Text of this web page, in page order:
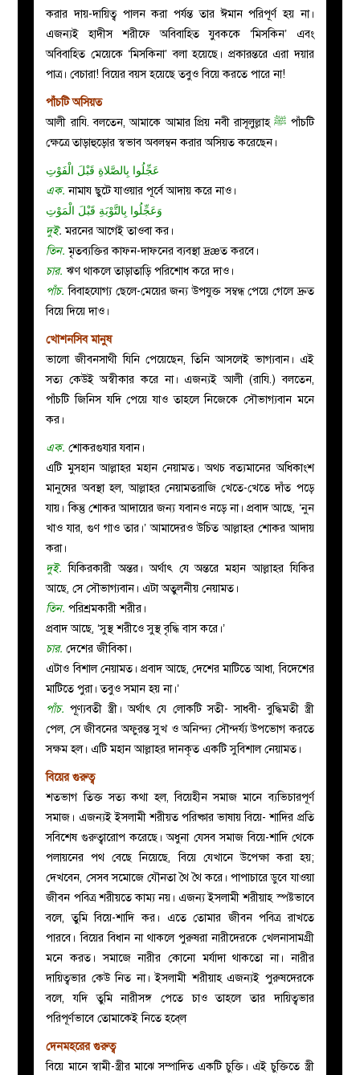
করার দায়-দায়িত্ব পালন করা পর্যন্ত তার ঈমান পরিপূর্ণ হয় না।
এজন্যই হাদীস শরীফে অবিবাহিত যুবককে ‘মিসকিন’ এবং
অবিবাহিত মেয়েকে ‘মিসকিনা’ বলা হয়েছে। প্রকারন্তরে এরা দয়ার
পাত্র। বেচারা! বিয়ের বয়স হয়েছে তবুও বিয়ে করতে পারে না!
পাঁচটি অসিয়ত
আলী রাযি. বলতেন, আমাকে আমার প্রিয় নবী রাসূলুল্লাহ
পাঁচটি
ক্ষেত্রে তাড়াহুড়োর স্বভাব অবলম্বন করার অসিয়ত করেছেন।
عَجِّلُوا بِالصَّلاةِ قَبْلَ الْفَوْتِ
এক. নামায ছুটে যাওয়ার পূর্বে আদায় করে নাও।
وَعَجِّلُوا بِالتَّوْبَةِ قَبْلَ الْمَوْتِ
দুই. মরনের আগেই তাওবা কর।
তিন. মৃতব্যক্তির কাফন-দাফনের ব্যবস্থা দ্রæত করবে।
চার. ঋণ থাকলে তাড়াতাড়ি পরিশোধ করে দাও।
পাঁচ. বিবাহযোগ্য ছেলে-মেয়ের জন্য উপযুক্ত সম্বন্ধ পেয়ে গেলে দ্রুত
বিয়ে দিয়ে দাও।
খোশনসিব মানুষ
ভালো জীবনসাথী যিনি পেয়েছেন, তিনি আসলেই ভাগ্যবান। এই
সত্য কেউই অস্বীকার করে না। এজন্যই আলী (রাযি.) বলতেন,
পাঁচটি জিনিস যদি পেয়ে যাও তাহলে নিজেকে সৌভাগ্যবান মনে
কর।
এক. শোকরগুযার যবান।
এটি মুসহান আল্লাহর মহান নেয়ামত। অথচ বত্যমানের অধিকাংশ
মানুষের অবস্থা হল, আল্লাহর নেয়ামতরাজি খেতে-খেতে দাঁত পড়ে
যায়। কিন্তু শোকর আদায়ের জন্য যবানও নড়ে না। প্রবাদ আছে, ‘নুন
খাও যার, গুণ গাও তার।’ আমাদেরও উচিত আল্লাহর শোকর আদায়
করা।
দুই. যিকিরকারী অন্তর। অর্থাৎ যে অন্তরে মহান আল্লাহর যিকির
আছে, সে সৌভাগ্যবান। এটা অতুলনীয় নেয়ামত।
তিন. পরিশ্রমকারী শরীর।
প্রবাদ আছে, ‘সুস্থ শরীওে সুস্থ বৃদ্ধি বাস করে।’
চার. দেশের জীবিকা।
এটাও বিশাল নেয়ামত। প্রবাদ আছে, দেশের মাটিতে আধা, বিদেশের
মাটিতে পুরা। তবুও সমান হয় না।’
পাঁচ. পূ্ণ্যবতী স্ত্রী। অর্থাৎ যে লোকটি সতী- সাধবী- বুদ্ধিমতী স্ত্রী
পেল, সে জীবনের অফুরন্ত সুখ ও অনিন্দ্য সৌন্দর্য্য উপভোগ করতে
সক্ষম হল। এটি মহান আল্লাহর দানকৃত একটি সুবিশাল নেয়ামত।
বিয়ের গুরুত্ব
শতভাগ তিক্ত সত্য কথা হল, বিয়েহীন সমাজ মানে ব্যভিচারপূর্ণ
সমাজ। এজন্যই ইসলামী শরীয়ত পরিষ্কার ভাষায় বিয়ে- শাদির প্রতি
সবিশেষ গুরুত্বারোপ করেছে। অধুনা যেসব সমাজ বিয়ে-শাদি থেকে
পলায়নের পথ বেছে নিয়েছে, বিয়ে যেখানে উপেক্ষা করা হয়;
দেখবেন, সেসব সমােজে যৌনতা থৈ থৈ করে। পাপাচারে ডুবে যাওয়া
জীবন পবিত্র শরীয়তে কাম্য নয়। এজন্য ইসলামী শরীয়াহ স্পষ্টভাবে
বলে, তুমি বিয়ে-শাদি কর। এতে তোমার জীবন পবিত্র রাখতে
পারবে। বিয়ের বিধান না থাকলে পুরুষরা নারীদেরকে খেলনাসামগ্রী
মনে করত। সমাজে নারীর কোনো মর্যাদা থাকতো না। নারীর
দায়িত্বভার কেউ নিত না। ইসলামী শরীয়াহ এজন্যই পুরুষদেরকে
বলে, যদি তুমি নারীসঙ্গ পেতে চাও তাহলে তার দায়িত্বভার
পরিপূর্ণভাবে তোমাকেই নিতে হবে্ল
দেনমহরের গুরুত্ব
বিয়ে মানে স্বামী-স্ত্রীর মাঝে সম্পাদিত একটি চুক্তি। এই চুক্তিতে স্ত্রী